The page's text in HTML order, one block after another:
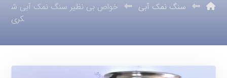
سنگ نمک آبی
خواص بی نظیر سنگ نمک آبی ش
کری